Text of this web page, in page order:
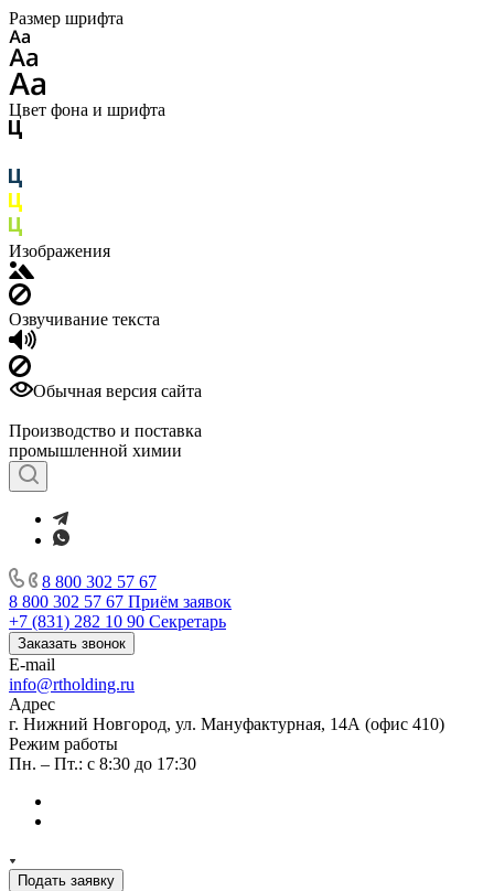
Размер шрифта
Цвет фона и шрифта
Изображения
Озвучивание текста
Обычная версия сайта
Производство и поставка
промышленной химии
8 800 302 57 67
8 800 302 57 67 Приём заявок
+7 (831) 282 10 90 Секретарь
Заказать звонок
E-mail
info@rtholding.ru
Адрес
г. Нижний Новгород, ул. Мануфактурная, 14А (офис 410)
Режим работы
Пн. – Пт.: с 8:30 до 17:30
Подать заявку